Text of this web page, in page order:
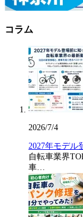
コラム
2026/7/4
2027年モデル
自転車業界
車…